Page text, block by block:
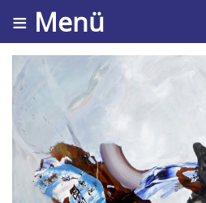
≡ Menü